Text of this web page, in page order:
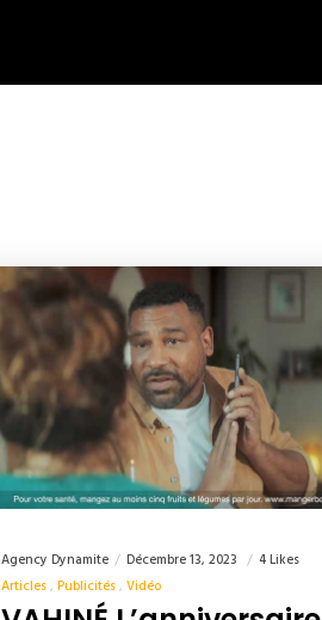
Agency Dynamite Décembre 13, 2023
4 Likes
Articles Publicités Vidéo